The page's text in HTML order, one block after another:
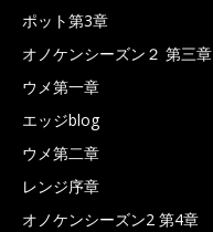
ポット第3章
オノケンシーズン２ 第三章
ウメ第一章
エッジblog
ウメ第二章
レンジ序章
オノケンシーズン2 第4章